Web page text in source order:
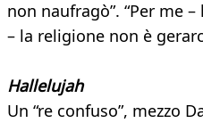
non naufragò”. “Per me
– la religione non è
Hallelujah
Un “re confuso”, mezzo